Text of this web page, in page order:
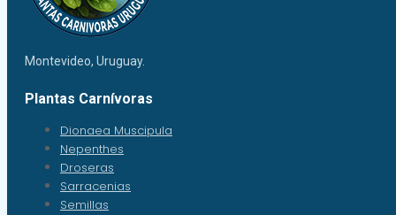
Montevideo, Uruguay.
Plantas Carnívoras
Dionaea Muscipula
Nepenthes
Droseras
Sarracenias
Semillas